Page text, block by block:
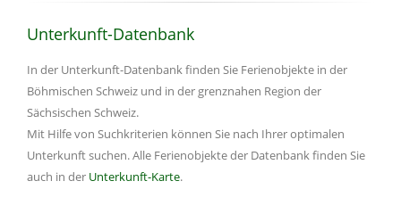
Unterkunft-Datenbank
In der Unterkunft-Datenbank finden Sie Ferienobjekte in der
Böhmischen Schweiz und in der grenznahen Region der
Sächsischen Schweiz.
Mit Hilfe von Suchkriterien können Sie nach Ihrer optimalen
Unterkunft suchen. Alle Ferienobjekte der Datenbank finden Sie
auch in der Unterkunft-Karte.